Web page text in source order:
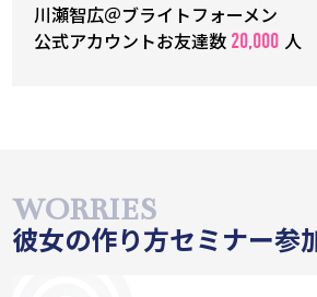
川瀬智広＠ブライトフォーメン
公式アカウントお友達数 20,000 人
彼女の作り方セミナー参